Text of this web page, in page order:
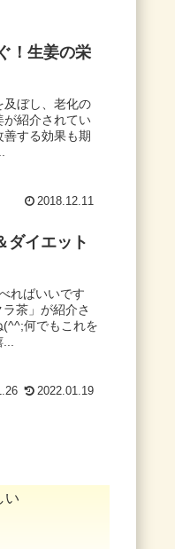
！生姜の栄
及ぼし、老化の
が紹介されてい
善する効果も期
2018.12.11
ダイエット
ればいいです
茶」が紹介さ
何でもこれを
2022.01.19
い